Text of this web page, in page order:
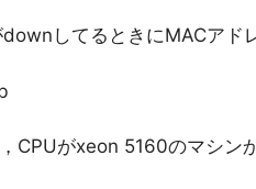
downしてるときにMACアド
CPUがxeon 5160のマシン